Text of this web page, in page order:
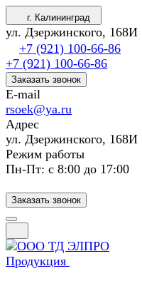
г. Калининград
ул. Дзержинского, 168И
+7 (921) 100-66-86
+7 (921) 100-66-86
Заказать звонок
E-mail
rsoek@ya.ru
Адрес
ул. Дзержинского, 168И
Режим работы
Пн-Пт: с 8:00 до 17:00
Заказать звонок
Продукция